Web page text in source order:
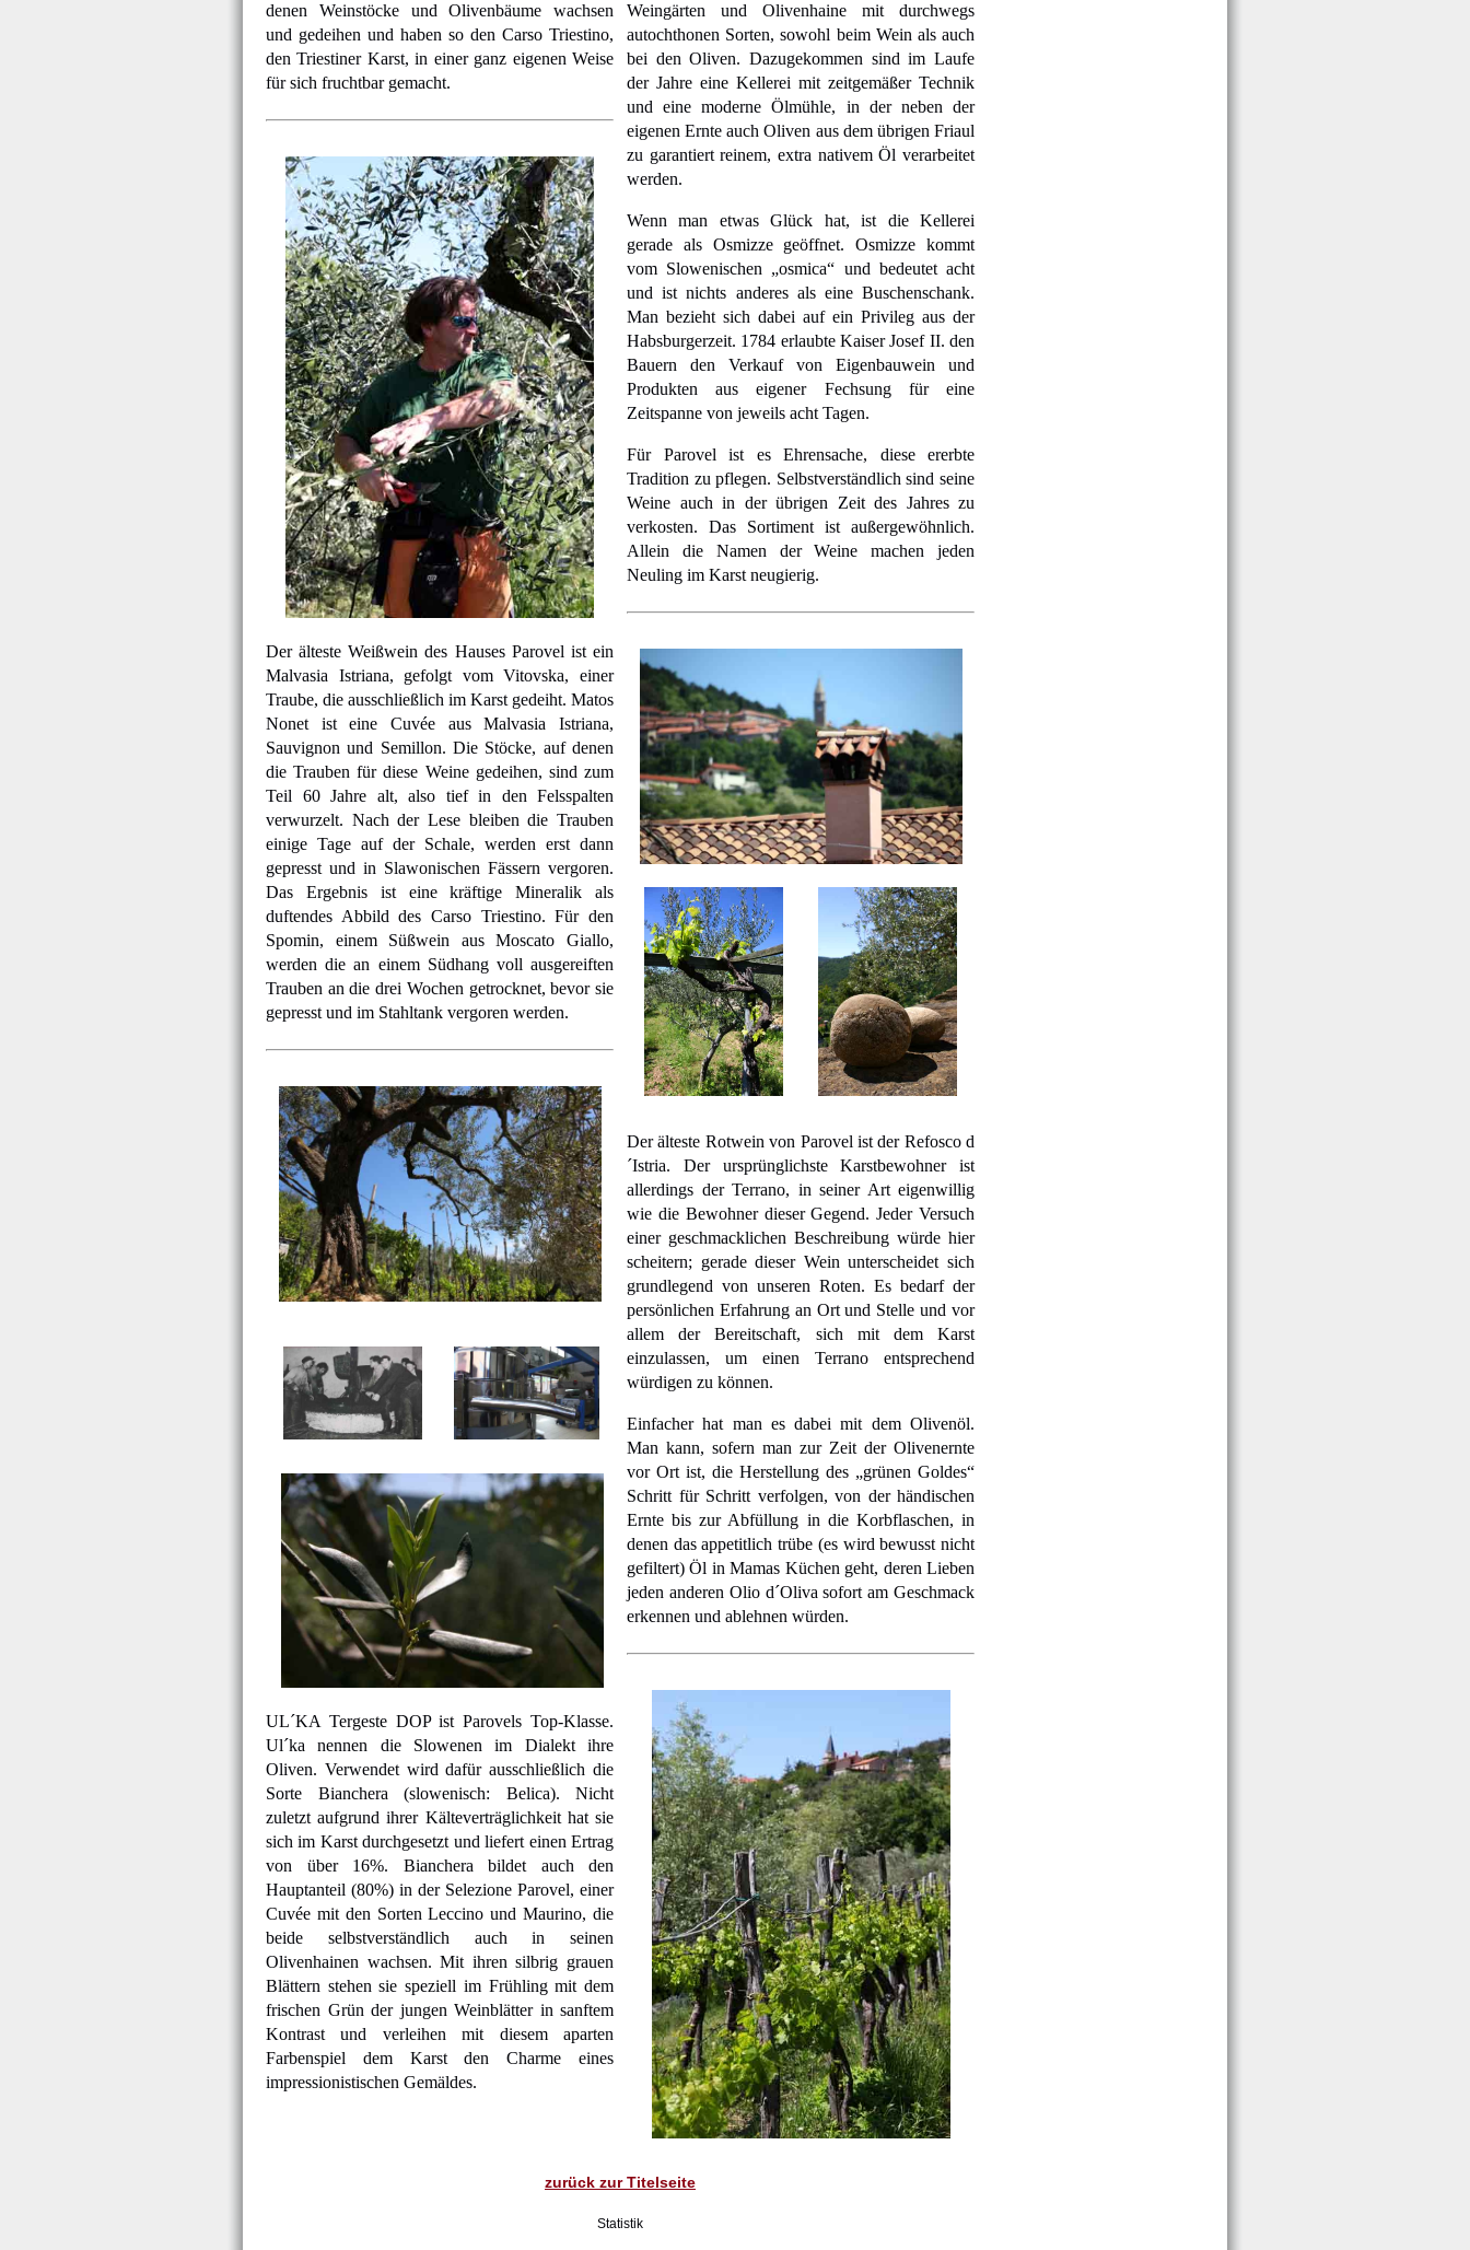
denen Weinstöcke und Olivenbäume wachsen
und gedeihen und haben so den Carso Triestino,
den Triestiner Karst, in einer ganz eigenen Weise
für sich fruchtbar gemacht.
Der älteste Weißwein des Hauses Parovel ist ein
Malvasia Istriana, gefolgt vom Vitovska, einer
Traube, die ausschließlich im Karst gedeiht. Matos
Nonet ist eine Cuvée aus Malvasia Istriana,
Sauvignon und Semillon. Die Stöcke, auf denen
die Trauben für diese Weine gedeihen, sind zum
Teil 60 Jahre alt, also tief in den Felsspalten
verwurzelt. Nach der Lese bleiben die Trauben
einige Tage auf der Schale, werden erst dann
gepresst und in Slawonischen Fässern vergoren.
Das Ergebnis ist eine kräftige Mineralik als
duftendes Abbild des Carso Triestino. Für den
Spomin, einem Süßwein aus Moscato Giallo,
werden die an einem Südhang voll ausgereiften
Trauben an die drei Wochen getrocknet, bevor sie
gepresst und im Stahltank vergoren werden.
UL´KA Tergeste DOP ist Parovels Top-Klasse.
Ul´ka nennen die Slowenen im Dialekt ihre
Oliven. Verwendet wird dafür ausschließlich die
Sorte Bianchera (slowenisch: Belica). Nicht
zuletzt aufgrund ihrer Kälteverträglichkeit hat sie
sich im Karst durchgesetzt und liefert einen Ertrag
von über 16%. Bianchera bildet auch den
Hauptanteil (80%) in der Selezione Parovel, einer
Cuvée mit den Sorten Leccino und Maurino, die
beide selbstverständlich auch in seinen
Olivenhainen wachsen. Mit ihren silbrig grauen
Blättern stehen sie speziell im Frühling mit dem
frischen Grün der jungen Weinblätter in sanftem
Kontrast und verleihen mit diesem aparten
Farbenspiel dem Karst den Charme eines
impressionistischen Gemäldes.
Weingärten und Olivenhaine mit durchwegs
autochthonen Sorten, sowohl beim Wein als auch
bei den Oliven. Dazugekommen sind im Laufe
der Jahre eine Kellerei mit zeitgemäßer Technik
und eine moderne Ölmühle, in der neben der
eigenen Ernte auch Oliven aus dem übrigen Friaul
zu garantiert reinem, extra nativem Öl verarbeitet
werden.
Wenn man etwas Glück hat, ist die Kellerei
gerade als Osmizze geöffnet. Osmizze kommt
vom Slowenischen „osmica“ und bedeutet acht
und ist nichts anderes als eine Buschenschank.
Man bezieht sich dabei auf ein Privileg aus der
Habsburgerzeit. 1784 erlaubte Kaiser Josef II. den
Bauern den Verkauf von Eigenbauwein und
Produkten aus eigener Fechsung für eine
Zeitspanne von jeweils acht Tagen.
Für Parovel ist es Ehrensache, diese ererbte
Tradition zu pflegen. Selbstverständlich sind seine
Weine auch in der übrigen Zeit des Jahres zu
verkosten. Das Sortiment ist außergewöhnlich.
Allein die Namen der Weine machen jeden
Neuling im Karst neugierig.
Der älteste Rotwein von Parovel ist der Refosco d
´Istria. Der ursprünglichste Karstbewohner ist
allerdings der Terrano, in seiner Art eigenwillig
wie die Bewohner dieser Gegend. Jeder Versuch
einer geschmacklichen Beschreibung würde hier
scheitern; gerade dieser Wein unterscheidet sich
grundlegend von unseren Roten. Es bedarf der
persönlichen Erfahrung an Ort und Stelle und vor
allem der Bereitschaft, sich mit dem Karst
einzulassen, um einen Terrano entsprechend
würdigen zu können.
Einfacher hat man es dabei mit dem Olivenöl.
Man kann, sofern man zur Zeit der Olivenernte
vor Ort ist, die Herstellung des „grünen Goldes“
Schritt für Schritt verfolgen, von der händischen
Ernte bis zur Abfüllung in die Korbflaschen, in
denen das appetitlich trübe (es wird bewusst nicht
gefiltert) Öl in Mamas Küchen geht, deren Lieben
jeden anderen Olio d´Oliva sofort am Geschmack
erkennen und ablehnen würden.
zurück zur Titelseite
Statistik